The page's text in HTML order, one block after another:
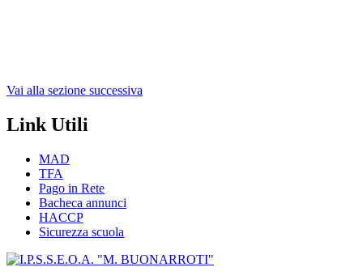
Vai alla sezione successiva
Link Utili
MAD
TFA
Pago in Rete
Bacheca annunci
HACCP
Sicurezza scuola